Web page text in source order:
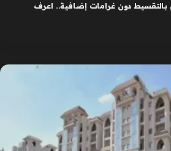
بالتقسيط دون غرامات إضافية.. اعرف